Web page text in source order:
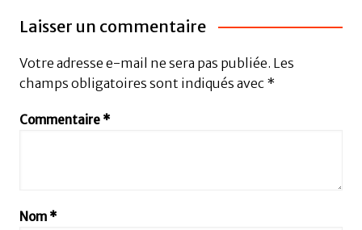
Laisser un commentaire
Votre adresse e-mail ne sera pas publiée. Les
champs obligatoires sont indiqués avec *
Commentaire *
Nom *